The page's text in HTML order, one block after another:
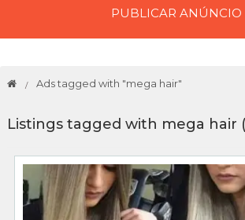
PUBLICAR ANÚNCIO
Ads tagged with "mega hair"
Listings tagged with mega hair